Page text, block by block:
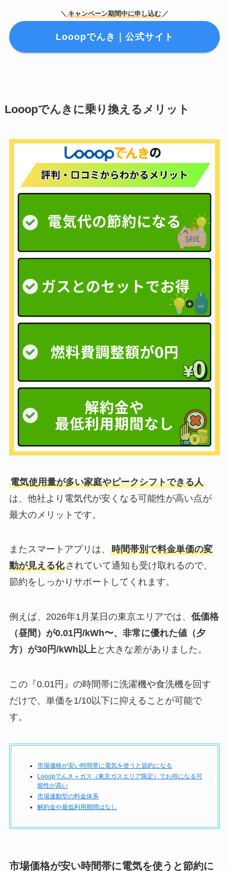
＼ キャンペーン期間中に申し込む ／
Looopでんき｜公式サイト
Looopでんきに乗り換えるメリット
電気使用量が多い家庭やピークシフトできる人
は、他社より電気代が安くなる可能性が高い点が
最大のメリットです。
またスマートアプリは、 時間帯別で料金単価の変
動が見える化されていて通知も受け取れるので、
節約をしっかりサポートしてくれます。
例えば、2026年1月某日の東京エリアでは、 低価格
（昼間）が0.01円/kWh〜、非常に優れた値（夕
方）が30円/kWh以上と大きな差がありました。
この『0.01円』の時間帯に洗濯機や食洗機を回す
だけで、単価を1/10以下に抑えることが可能で
す。
市場価格が安い時間帯に電気を使うと節約になる
Looopでんき＋ガス（東京ガスエリア限定）でお得になる可
能性が高い
市場連動型の料金体系
解約金や最低利用期間はなし
市場価格が安い時間帯に電気を使うと節約に